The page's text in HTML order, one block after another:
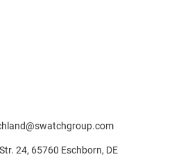
24, 65760 Eschborn, DE